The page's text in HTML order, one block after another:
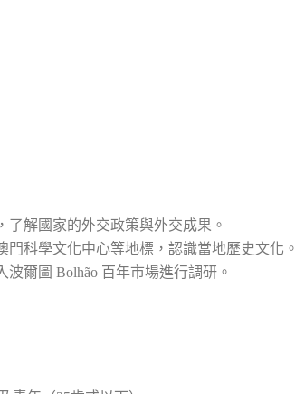
了解國家的外交政策與外交成果。
門科學文化中心等地標，認識當地歷史文化。
爾圖 Bolhão 百年市場進行調研。